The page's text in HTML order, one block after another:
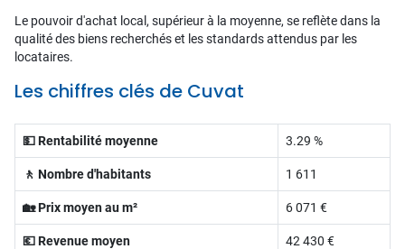
Le pouvoir d'achat local, supérieur à la moyenne, se reflète dans la
qualité des biens recherchés et les standards attendus par les
locataires.
Les chiffres clés de Cuvat
💵 Rentabilité moyenne 3.29 %
🚶 Nombre d'habitants 1 611
🏡 Prix moyen au m² 6 071 €
💶 Revenue moyen 42 430 €